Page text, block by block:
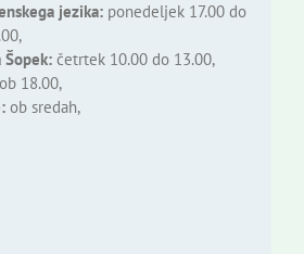
jezika:ponedeljek 17.00 do
Šopek:četrtek 10.00 do 13.00,
18.00,
ob sredah,